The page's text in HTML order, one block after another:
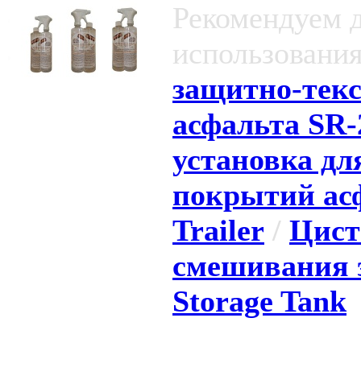
Рекомендуем
защитно-
асфальта
установка
покрытий
Trailer /
смешивания
Storage Tank